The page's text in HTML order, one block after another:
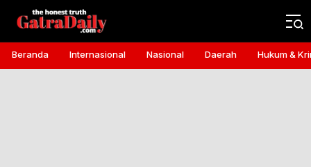
Gatra Daily
the honest truth
Beranda Internasional Nasional Daerah Hukum &